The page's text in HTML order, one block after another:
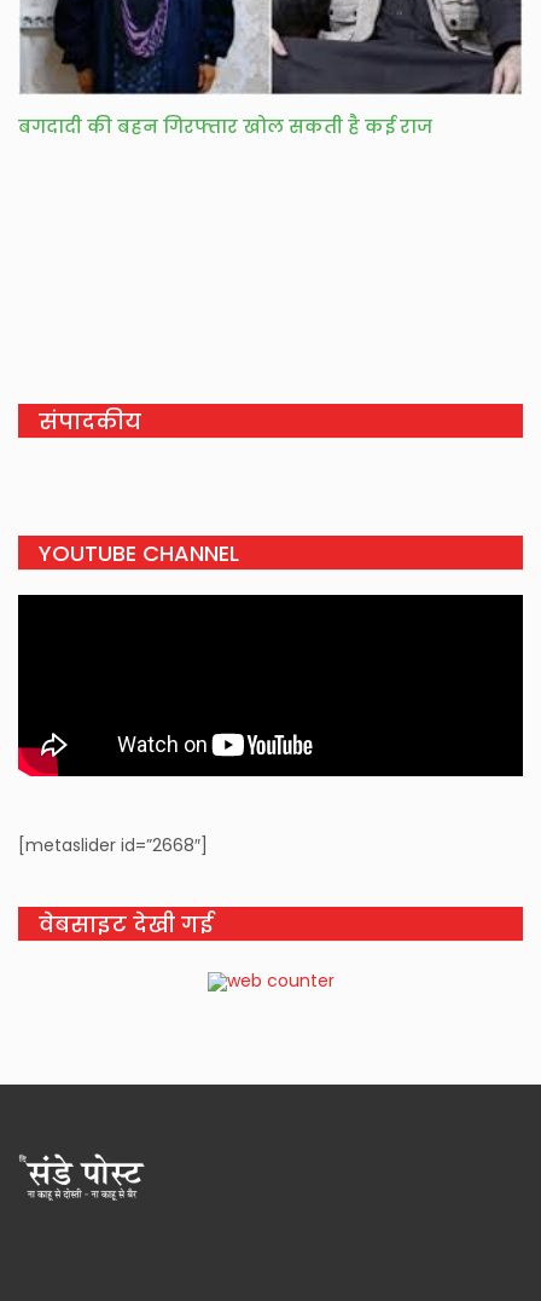
बगदादी की बहन गिरफ्तार खोल सकती है कई राज
संपादकीय
YOUTUBE CHANNEL
[metaslider id=”2668″]
वेबसाइट देखी गई